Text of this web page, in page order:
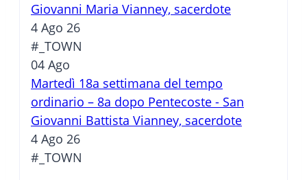
Giovanni Maria Vianney, sacerdote
4 Ago 26
#_TOWN
04 Ago
Martedì 18a settimana del tempo
ordinario – 8a dopo Pentecoste - San
Giovanni Battista Vianney, sacerdote
4 Ago 26
#_TOWN